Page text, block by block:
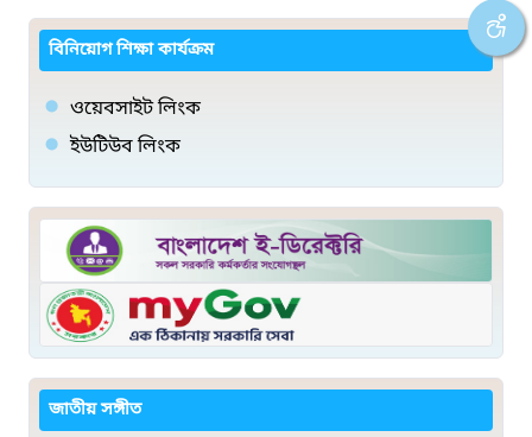
বিনিয়োগ শিক্ষা কার্যক্রম
ওয়েবসাইট লিংক
ইউটিউব লিংক
জাতীয় সঙ্গীত